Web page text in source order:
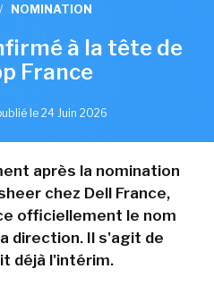
/ NOMINATION
à la tête de
France
le 24 Juin 2026
après la nomination
chez Dell France,
officiellement le nom
direction. Il s'agit de
déjà l'intérim.